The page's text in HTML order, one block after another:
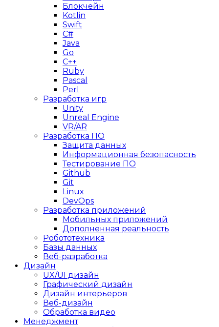
Блокчейн
Kotlin
Swift
C#
Java
Go
C++
Ruby
Pascal
Perl
Разработка игр
Unity
Unreal Engine
VR/AR
Разработка ПО
Защита данных
Информационная безопасность
Тестирование ПО
Github
Git
Linux
DevOps
Разработка приложений
Мобильных приложений
Дополненная реальность
Робототехника
Базы данных
Веб-разработка
Дизайн
UX/UI дизайн
Графический дизайн
Дизайн интерьеров
Веб-дизайн
Обработка видео
Менеджмент